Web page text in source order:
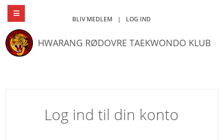
BLIV MEDLEM | LOG IND
HWARANG RØDOVRE TAEKWONDO KLUB
Log ind til din konto